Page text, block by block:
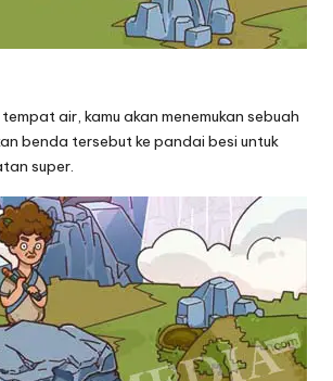
air, kamu akan menemukan sebuah
benda tersebut ke pandai besi untuk
super.